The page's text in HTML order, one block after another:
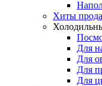
Хиты
Для
Для
Для
Для